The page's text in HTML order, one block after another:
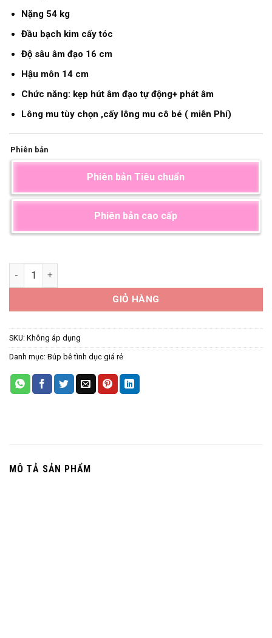
Nặng 54 kg
Đầu bạch kim cấy tóc
Độ sâu âm đạo 16 cm
Hậu môn 14 cm
Chức năng: kẹp hút âm đạo tự động+ phát âm
Lông mu tùy chọn ,cấy lông mu cô bé ( miễn Phí)
Phiên bản
Phiên bản Tiêu chuẩn
Phiên bản cao cấp
Búp bê Emi Fukuda số lượng
GIỎ HÀNG
SKU: Không áp dụng
Danh mục: Búp bê tình dục giá rẻ
MÔ TẢ SẢN PHẨM